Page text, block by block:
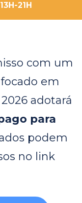
21H
com um
em
adotará
para
podem
no link